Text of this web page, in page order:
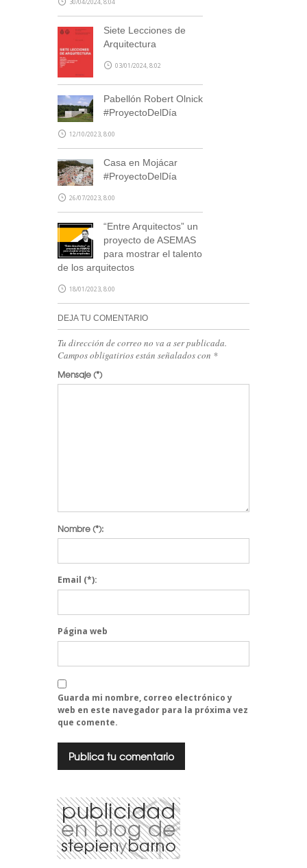
30/04/2024, 8:04
Siete Lecciones de
Arquitectura
03/01/2024, 8:02
Pabellón Robert Olnick
#ProyectoDelDía
12/10/2023, 8:00
Casa en Mojácar
#ProyectoDelDía
26/07/2023, 8:00
“Entre Arquitectos” un
proyecto de ASEMAS
para mostrar el talento
de los arquitectos
18/01/2023, 8:00
DEJA TU COMENTARIO
Tu dirección de correo no va a ser publicada.
Campos obligatirios están señalados con *
Mensaje(*)
Nombre(*):
Email (*):
Página web
Guarda mi nombre, correo electrónico y
web en este navegador para la próxima vez
que comente.